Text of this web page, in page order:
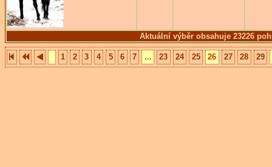
Aktuální výběr obsahuje 23226
1 2 3 4 5 6 7 ... 23 24 25 26 27 28 29